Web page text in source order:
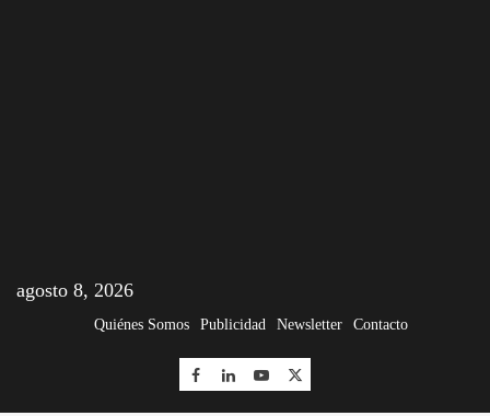
agosto 8, 2026
Quiénes Somos Publicidad Newsletter Contacto